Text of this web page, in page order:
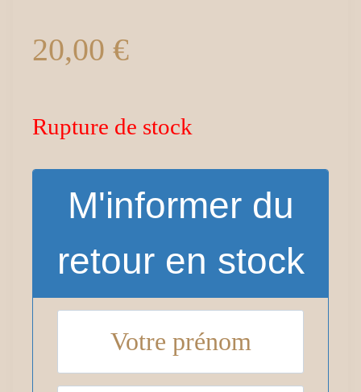
20,00 €
Rupture de stock
M'informer du
retour en stock